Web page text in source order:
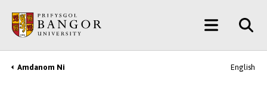
Prif
Gynnwys
Main
Menu
Breadcrumb
Amdanom Ni English